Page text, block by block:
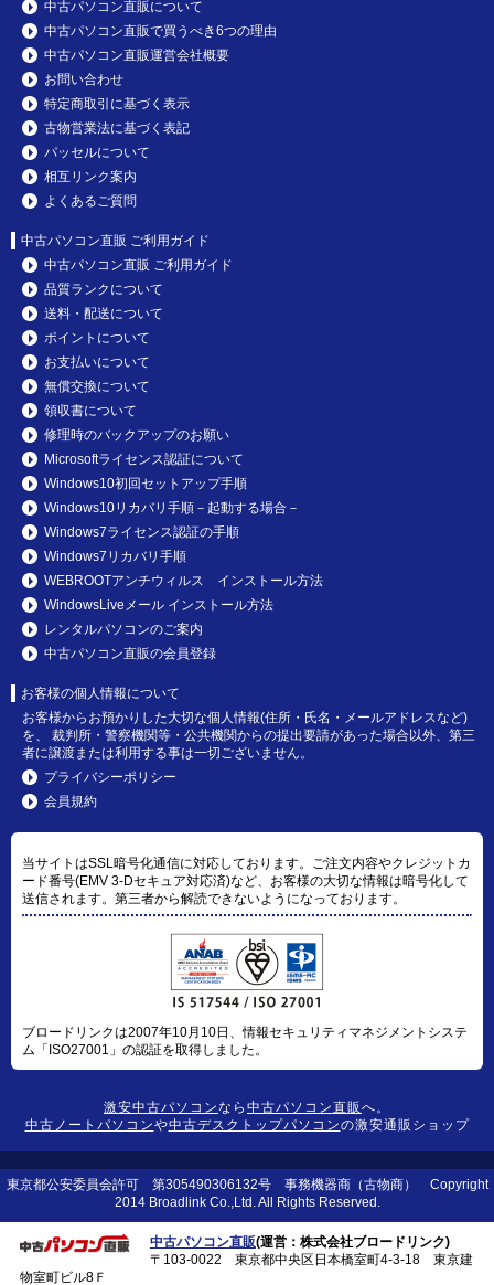
中古パソコン直販について
中古パソコン直販で買うべき6つの理由
中古パソコン直販運営会社概要
お問い合わせ
特定商取引に基づく表示
古物営業法に基づく表記
パッセルについて
相互リンク案内
よくあるご質問
中古パソコン直販 ご利用ガイド
中古パソコン直販 ご利用ガイド
品質ランクについて
送料・配送について
ポイントについて
お支払いについて
無償交換について
領収書について
修理時のバックアップのお願い
Microsoftライセンス認証について
Windows10初回セットアップ手順
Windows10リカバリ手順－起動する場合－
Windows7ライセンス認証の手順
Windows7リカバリ手順
WEBROOTアンチウィルス インストール方法
WindowsLiveメール インストール方法
レンタルパソコンのご案内
中古パソコン直販の会員登録
お客様の個人情報について
お客様からお預かりした大切な個人情報(住所・氏名・メールアドレスなど)
を、 裁判所・警察機関等・公共機関からの提出要請があった場合以外、第三
者に譲渡または利用する事は一切ございません。
プライバシーポリシー
会員規約
当サイトはSSL暗号化通信に対応しております。ご注文内容やクレジットカ
ード番号(EMV 3-Dセキュア対応済)など、お客様の大切な情報は暗号化して
送信されます。第三者から解読できないようになっております。
ブロードリンクは2007年10月10日、情報セキュリティマネジメントシステ
ム「ISO27001」の認証を取得しました。
激安中古パソコンなら 中古パソコン直販へ。
中古ノートパソコンや中古デスクトップパソコンの激安通販ショップ
東京都公安委員会許可 第305490306132号 事務機器商（古物商） Copyright
2014 Broadlink Co.,Ltd. All Rights Reserved.
中古パソコン直販(運営：株式会社ブロードリンク)
〒103-0022 東京都中央区日本橋室町4-3-18 東京建
物室町ビル8Ｆ